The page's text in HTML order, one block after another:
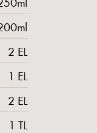
2 EL
1 EL
2 EL
1 TL